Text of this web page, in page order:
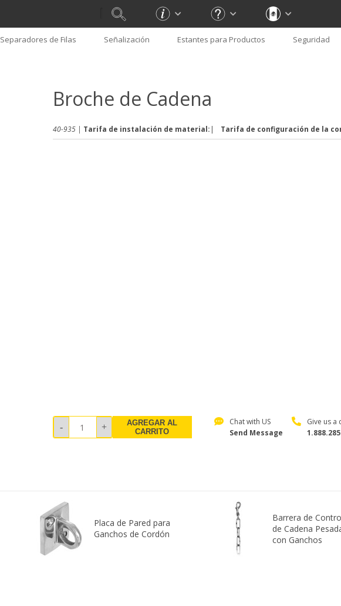
Separadores de Filas Señalización Estantes para Productos Seguridad
Broche de Cadena
40-935 | Tarifa de instalación de material: | Tarifa de configuración de la
AGREGAR AL
CARRITO
Chat with US
Send Message
Give us a
Placa de Pared para
Ganchos de Cordón
Barrera de
de Cadena
con Ganchos